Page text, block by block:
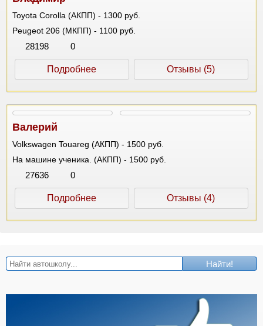
Toyota Corolla (АКПП) - 1300 руб.
Peugeot 206 (МКПП) - 1100 руб.
28198 0
Подробнее Отзывы (5)
Валерий
Volkswagen Touareg (АКПП) - 1500 руб.
На машине ученика. (АКПП) - 1500 руб.
27636 0
Подробнее Отзывы (4)
Найти!